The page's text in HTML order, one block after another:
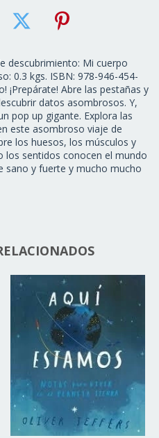
descubrimiento: Mi cuerpo
0.3 kgs. ISBN: 978-946-454-
¡Prepárate! Abre las pestañas y
datos asombrosos. Y,
pop up gigante. Explora las
este asombroso viaje de
los huesos, los músculos y
sentidos conocen el mundo
sano y fuerte y mucho mucho